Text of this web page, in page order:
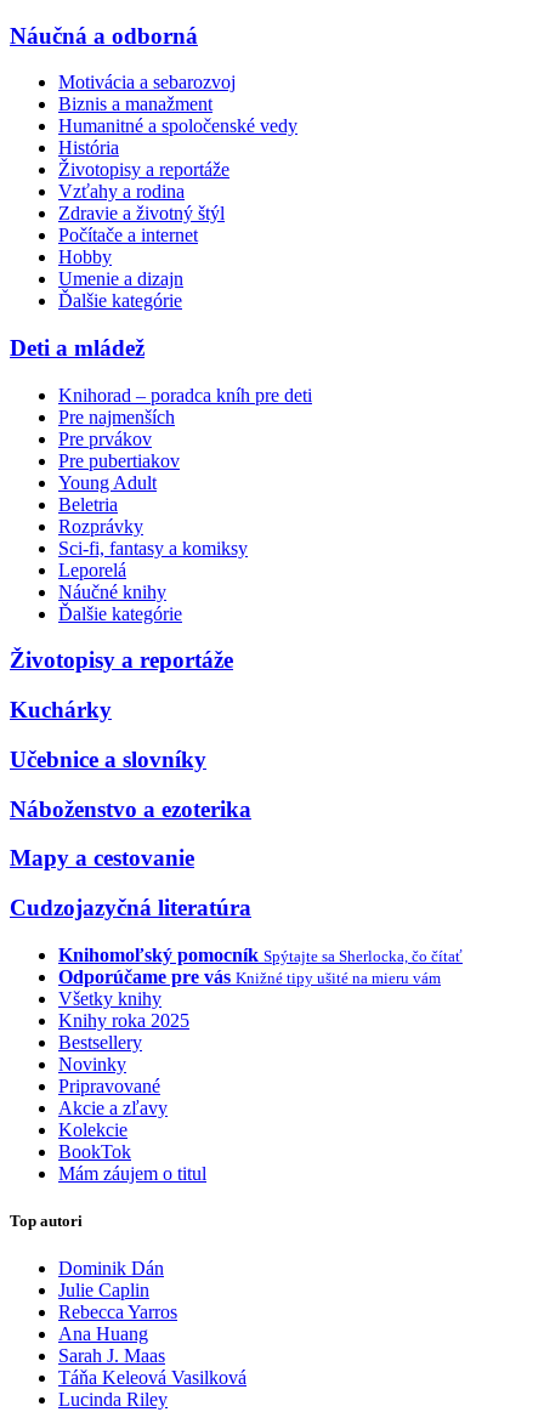
Náučná a odborná
Motivácia a sebarozvoj
Biznis a manažment
Humanitné a spoločenské vedy
História
Životopisy a reportáže
Vzťahy a rodina
Zdravie a životný štýl
Počítače a internet
Hobby
Umenie a dizajn
Ďalšie kategórie
Deti a mládež
Knihorad – poradca kníh pre deti
Pre najmenších
Pre prvákov
Pre pubertiakov
Young Adult
Beletria
Rozprávky
Sci-fi, fantasy a komiksy
Leporelá
Náučné knihy
Ďalšie kategórie
Životopisy a reportáže
Kuchárky
Učebnice a slovníky
Náboženstvo a ezoterika
Mapy a cestovanie
Cudzojazyčná literatúra
Knihomoľský pomocník Spýtajte sa Sherlocka, čo čítať
Odporúčame pre vás Knižné tipy ušité na mieru vám
Všetky knihy
Knihy roka 2025
Bestsellery
Novinky
Pripravované
Akcie a zľavy
Kolekcie
BookTok
Mám záujem o titul
Top autori
Dominik Dán
Julie Caplin
Rebecca Yarros
Ana Huang
Sarah J. Maas
Táňa Keleová Vasilková
Lucinda Riley